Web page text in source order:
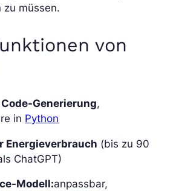
zu müssen.
von
Generierung,
in Python
Energieverbrauch (bis zu 90
ChatGPT)
Modell:anpassbar,